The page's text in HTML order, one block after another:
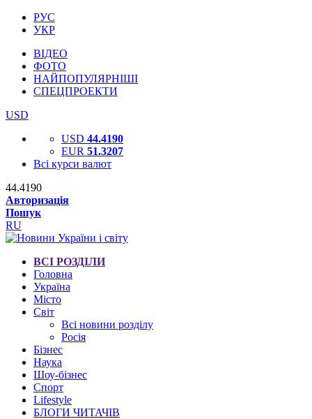
РУС
УКР
ВІДЕО
ФОТО
НАЙПОПУЛЯРНІШІ
СПЕЦПРОЕКТИ
USD
USD 44.4190
EUR 51.3207
Всі курси валют
44.4190
Авторизація
Пошук
RU
ВСІ РОЗДІЛИ
Головна
Україна
Місто
Світ
Всі новини розділу
Росія
Бізнес
Наука
Шоу-бізнес
Спорт
Lifestyle
БЛОГИ ЧИТАЧІВ